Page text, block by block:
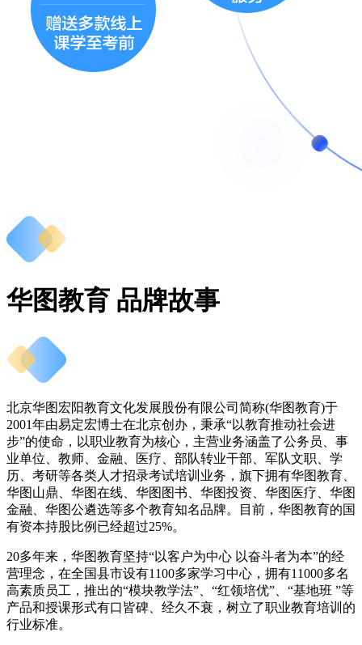
华图教育 品牌故事
北京华图宏阳教育文化发展股份有限公司简称(华图教育)于
2001年由易定宏博士在北京创办，秉承“以教育推动社会进
步”的使命，以职业教育为核心，主营业务涵盖了公务员、事
业单位、教师、金融、医疗、部队转业干部、军队文职、学
历、考研等各类人才招录考试培训业务，旗下拥有华图教育、
华图山鼎、华图在线、华图图书、华图投资、华图医疗、华图
金融、华图公遴选等多个教育知名品牌。目前，华图教育的国
有资本持股比例已经超过25%。
20多年来，华图教育坚持“以客户为中心 以奋斗者为本”的经
营理念，在全国县市设有1100多家学习中心，拥有11000多名
高素质员工，推出的“模块教学法”、“红领培优”、“基地班 ”等
产品和授课形式有口皆碑、经久不衰，树立了职业教育培训的
行业标准。